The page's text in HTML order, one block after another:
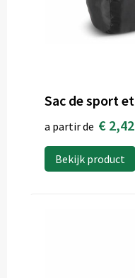
a partir de € 2,42
Bekijk product